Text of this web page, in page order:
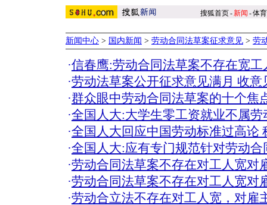
搜狐首页-新闻 -体育
新闻中心 > 国内新闻 > 劳动合同法草案征求意见 > 劳
·信春鹰:劳动合同法草案不存在宽工
·劳动法草案公开征求意见满月 收意
·群众眼中劳动合同法草案的十个焦
·全国人大:大学生零工资就业不属劳
·全国人大回应中国劳动标准过高论
·全国人大:应有专门规范针对劳动合
·劳动合同法草案不存在对工人宽对
·劳动合同法草案不存在对工人宽对
·劳动合立法不存在对工人宽，对雇